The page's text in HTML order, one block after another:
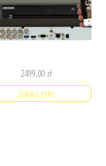
2499,00 zł
Zobacz cenę